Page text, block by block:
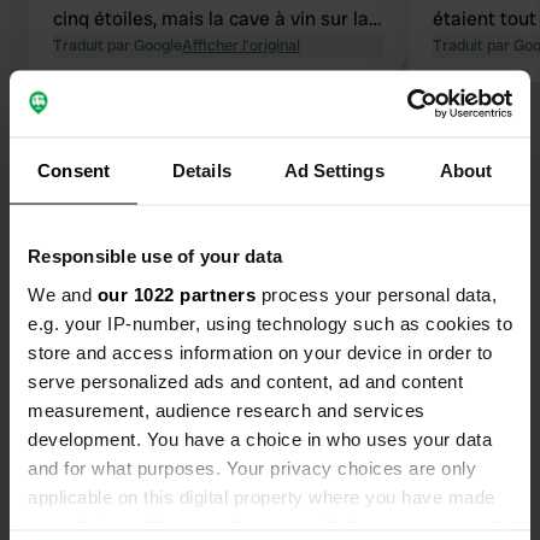
Consent Details Ad Settings About
Responsible use of your data
We and our 1022 partners process your personal data,
e.g. your IP-number, using technology such as cookies to
store and access information on your device in order to
serve personalized ads and content, ad and content
measurement, audience research and services
development. You have a choice in who uses your data
and for what purposes. Your privacy choices are only
applicable on this digital property where you have made
cinq étoiles, mais la cave à vin sur la
terrasse couverte attenante vaut
encore plus le détour. Le vin blanc
recommandé. Vous souhaitez être
pour une nuit pour nous.
Traduit par GoogleAfficher l'original
étaient
nous en
caisses !
Traduit par
Contact
Emplacement
Neblo 45
5212, Brda, Slovénie